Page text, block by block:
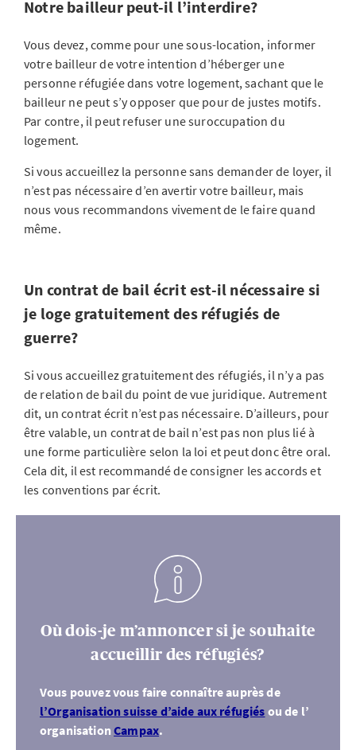
Notre bailleur peut-il l’interdire?
Vous devez, comme pour une sous-location, informer
votre bailleur de votre intention d’héberger une
personne réfugiée dans votre logement, sachant que le
bailleur ne peut s’y opposer que pour de justes motifs.
Par contre, il peut refuser une suroccupation du
logement.
Si vous accueillez la personne sans demander de loyer, il
n’est pas nécessaire d’en avertir votre bailleur, mais
nous vous recommandons vivement de le faire quand
même.
Un contrat de bail écrit est-il nécessaire si
je loge gratuitement des réfugiés de
guerre?
Si vous accueillez gratuitement des réfugiés, il n’y a pas
de relation de bail du point de vue juridique. Autrement
dit, un contrat écrit n’est pas nécessaire. D’ailleurs, pour
être valable, un contrat de bail n’est pas non plus lié à
une forme particulière selon la loi et peut donc être oral.
Cela dit, il est recommandé de consigner les accords et
les conventions par écrit.
Où dois-je m’annoncer si je souhaite
accueillir des réfugiés?
Vous pouvez vous faire connaître auprès de
l’Organisation suisse d’aide aux réfugiés ou de l’
organisationCampax.